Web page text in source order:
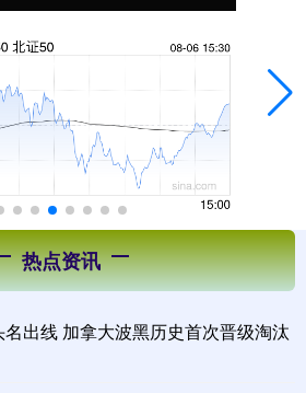
热点资讯
出线 加拿大波黑历史首次晋级淘汰